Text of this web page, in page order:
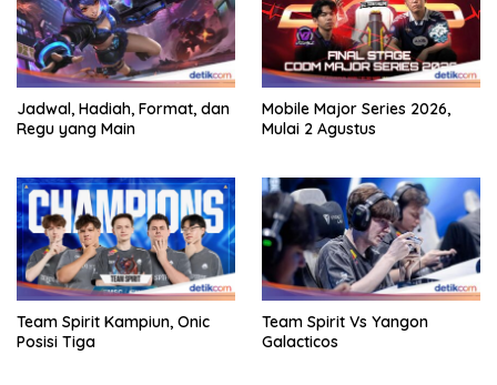
Jadwal, Hadiah, Format, dan
Regu yang Main
Mobile Major Series 2026,
Mulai 2 Agustus
Team Spirit Kampiun, Onic
Posisi Tiga
Team Spirit Vs Yangon
Galacticos